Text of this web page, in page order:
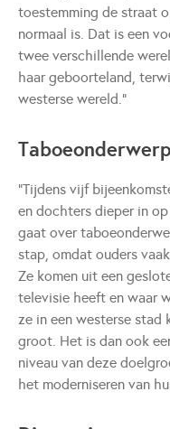
toestemming de straat
normaal is. Dat is een
twee verschillende
haar geboorteland,
westerse wereld.”
“Tijdens vijf
en dochters dieper in
gaat over
stap, omdat ouders
Ze komen uit een
televisie heeft en waar
ze in een westerse stad
groot. Het is dan ook
niveau van deze
het moderniseren van